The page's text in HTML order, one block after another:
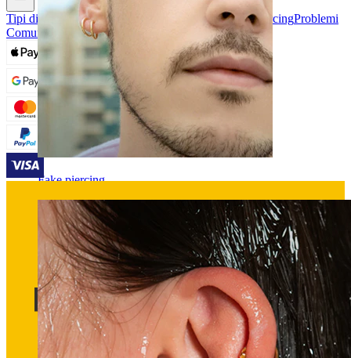
Fake piercing
Tipi di Gioielli da Piercing Materiali dei gioielli da piercingProblemi
Comuni Dei Piercing e Cura